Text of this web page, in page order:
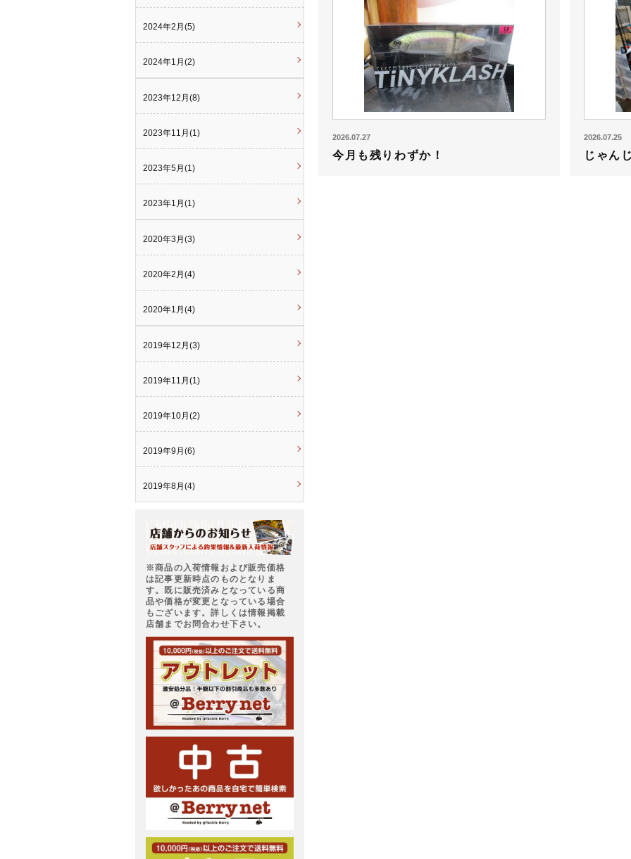
2026.07.27
今月も残りわずか！
2026.07.25
じゃん
2024年2月(5)
2024年1月(2)
2023年12月(8)
2023年11月(1)
2023年5月(1)
2023年1月(1)
2020年3月(3)
2020年2月(4)
2020年1月(4)
2019年12月(3)
2019年11月(1)
2019年10月(2)
2019年9月(6)
2019年8月(4)
※商品の入荷情報および販売価格
は記事更新時点のものとなりま
す。既に販売済みとなっている商
品や価格が変更となっている場合
もございます。詳しくは情報掲載
店舗までお問合わせ下さい。